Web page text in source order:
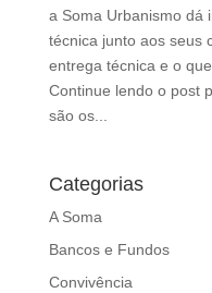
f
a
a Soma Urbanismo dá
técnica junto aos seus
entrega técnica e o
Continue lendo o post
são os...
Categorias
A Soma
Bancos e Fundos
Convivência